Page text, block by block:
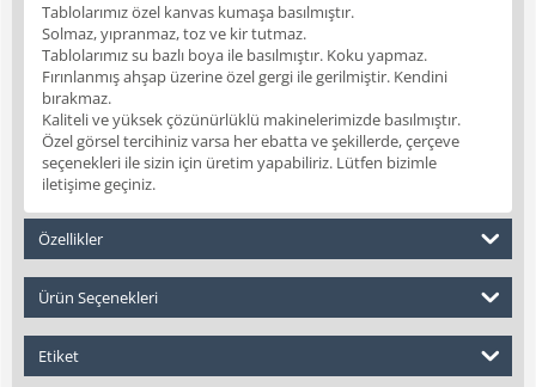
Tablolarımız özel kanvas kumaşa basılmıştır.
Solmaz, yıpranmaz, toz ve kir tutmaz.
Tablolarımız su bazlı boya ile basılmıştır. Koku yapmaz.
Fırınlanmış ahşap üzerine özel gergi ile gerilmiştir. Kendini
bırakmaz.
Kaliteli ve yüksek çözünürlüklü makinelerimizde basılmıştır.
Özel görsel tercihiniz varsa her ebatta ve şekillerde, çerçeve
seçenekleri ile sizin için üretim yapabiliriz. Lütfen bizimle
iletişime geçiniz.
Özellikler
Ürün Seçenekleri
Etiket